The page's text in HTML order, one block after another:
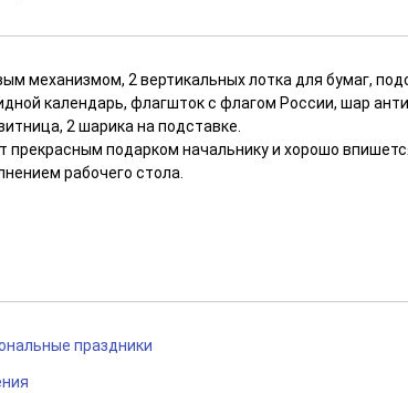
механизмом, 2 вертикальных лотка для бумаг,
календарь, флагшток с флагом России, шар
2 шарика на подставке.
прекрасным подарком начальнику и хорошо
рабочего стола.
праздники